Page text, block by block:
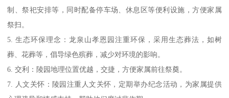
制、祭祀安排等，同时配备停车场、休息区等便利设施，方便家属
祭扫。
5. 生态环保理念：龙泉山孝恩园注重环保，采用生态葬法，如树
葬、花葬等，倡导绿色殡葬，减少对环境的影响。
6. 交利：陵园地理位置优越，交捷，方便家属前往祭奠。
7. 人文关怀：陵园注重人文关怀，定期举办纪念活动，为家属提供